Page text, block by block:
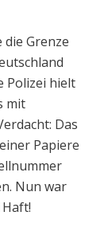
Grenze
Polizei hielt
mit
Das
Papiere
Nun war